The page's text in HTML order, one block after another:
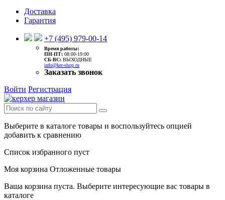
Доставка
Гарантия
+7 (495) 979-00-14
Время работы:
ПН-ПТ: 08:00-19:00
CБ-ВС: ВЫХОДНЫЕ
info@ker-shop.ru
Заказать звонок
Войти Регистрация
Выберите в каталоге товары и воспользуйтесь опцией
добавить к сравнению
Список избранного пуст
Моя корзина Отложенные товары
Ваша корзина пуста. Выберите интересующие вас товары в
каталоге